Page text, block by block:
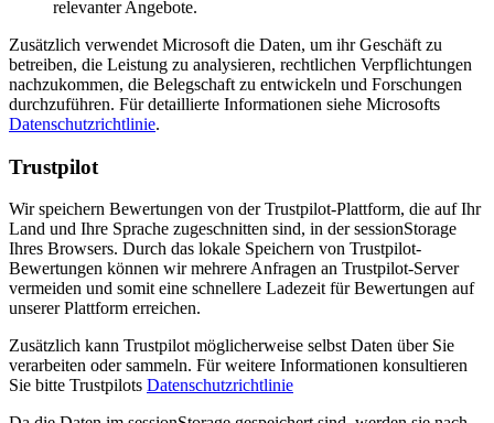
relevanter Angebote.
Zusätzlich verwendet Microsoft die Daten, um ihr Geschäft zu
betreiben, die Leistung zu analysieren, rechtlichen Verpflichtungen
nachzukommen, die Belegschaft zu entwickeln und Forschungen
durchzuführen. Für detaillierte Informationen siehe Microsofts
Datenschutzrichtlinie.
Trustpilot
Wir speichern Bewertungen von der Trustpilot-Plattform, die auf Ihr
Land und Ihre Sprache zugeschnitten sind, in der sessionStorage
Ihres Browsers. Durch das lokale Speichern von Trustpilot-
Bewertungen können wir mehrere Anfragen an Trustpilot-Server
vermeiden und somit eine schnellere Ladezeit für Bewertungen auf
unserer Plattform erreichen.
Zusätzlich kann Trustpilot möglicherweise selbst Daten über Sie
verarbeiten oder sammeln. Für weitere Informationen konsultieren
Sie bitte Trustpilots Datenschutzrichtlinie